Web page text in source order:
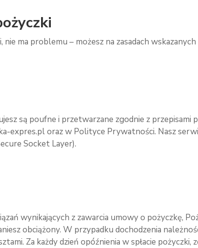
ma problemu – możesz na zasadach
są poufne i przetwarzane zgodnie z przepisami
expres.pl oraz w Polityce Prywatności. Nasz
Socket Layer).
wynikających z zawarcia umowy o pożyczkę,
obciążony. W przypadku dochodzenia
Za każdy dzień opóźnienia w spłacie pożyczki,